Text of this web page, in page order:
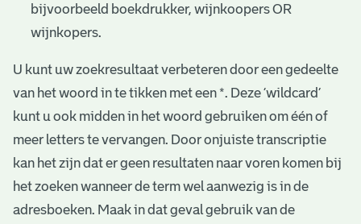
bijvoorbeeld boekdrukker, wijnkoopers OR
wijnkopers.
U kunt uw zoekresultaat verbeteren door een gedeelte
van het woord in te tikken met een *. Deze ‘wildcard’
kunt u ook midden in het woord gebruiken om één of
meer letters te vervangen. Door onjuiste transcriptie
kan het zijn dat er geen resultaten naar voren komen bij
het zoeken wanneer de term wel aanwezig is in de
adresboeken. Maak in dat geval gebruik van de